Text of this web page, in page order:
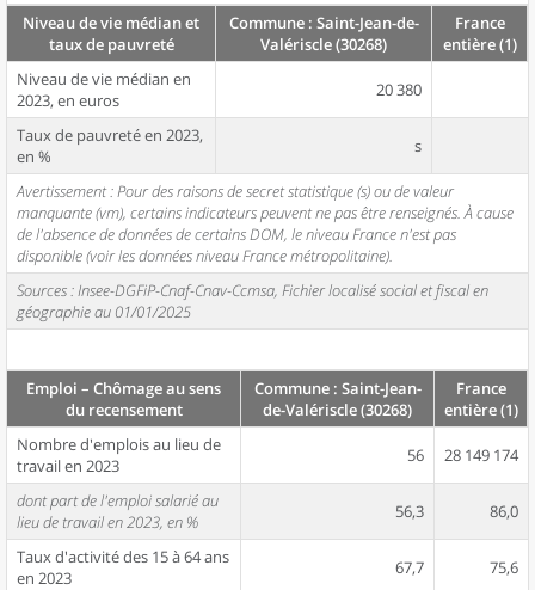
Niveau de vie médian et
taux de pauvreté
Commune : Saint-Jean-de-
Valériscle (30268)
France
entière (1)
Niveau de vie médian en
2023, en euros
20 380
Taux de pauvreté en 2023,
en %
s
Avertissement : Pour des raisons de secret statistique (s) ou de valeur
manquante (vm), certains indicateurs peuvent ne pas être renseignés. À cause
de l'absence de données de certains DOM, le niveau France n'est pas
disponible (voir les données niveau France métropolitaine).
Sources : Insee-DGFiP-Cnaf-Cnav-Ccmsa, Fichier localisé social et fiscal en
géographie au 01/01/2025
Emploi – Chômage au sens
du recensement
Commune : Saint-Jean-
de-Valériscle (30268)
France
entière (1)
Nombre d'emplois au lieu de
travail en 2023
56 28 149 174
dont part de l'emploi salarié au
lieu de travail en 2023, en %
56,3 86,0
Taux d'activité des 15 à 64 ans
en 2023
67,7 75,6